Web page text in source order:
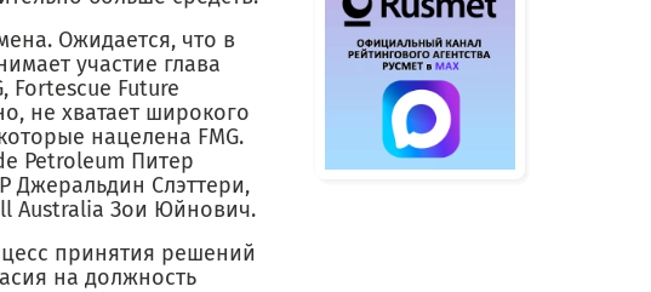
Ожидается, что в
участие глава
Fortescue Future
не хватает широкого
нацелена FMG.
Petroleum Питер
Джеральдин Слэттери,
Australia Зои Юйнович.
принятия решений
на должность